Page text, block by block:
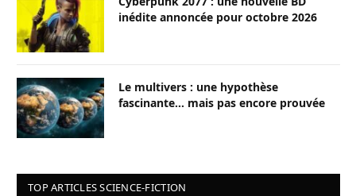
inédite annoncée pour octobre 2026
Le multivers : une hypothèse
fascinante… mais pas encore prouvée
TOP ARTICLES SCIENCE-FICTION